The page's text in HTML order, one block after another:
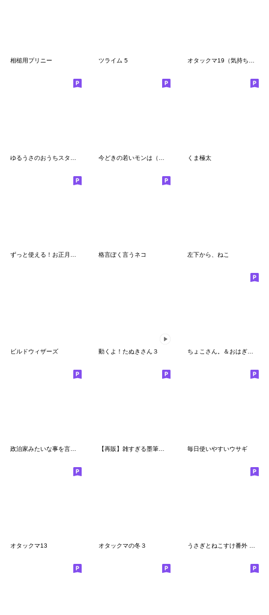
相槌用プリニー ツライム 5 オタックマ19（気持ちを伝える）
くま極太
格言ぽく言うネコ 左下から、ねこ
ビルドウィザーズ 動くよ！たぬきさん３ ちょこさん。＆おはぎさん。～若者？言葉～
毎日使いやすいウサギ
オタックマ13 オタックマの冬３